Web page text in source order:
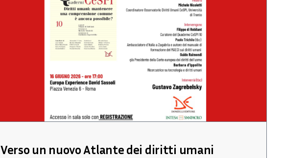
Verso un nuovo Atlante dei diritti umani